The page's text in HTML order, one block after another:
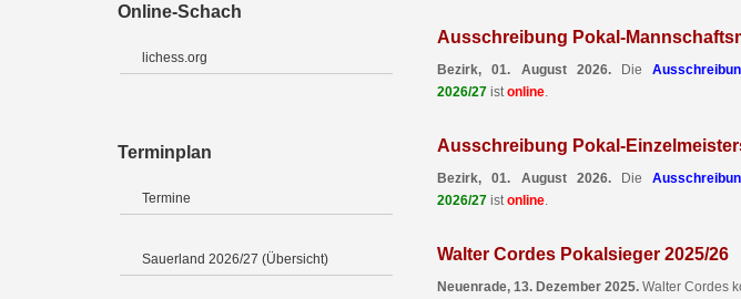
Online-Schach
lichess.org
Terminplan
Termine
Sauerland 2026/27 (Übersicht)
Ausschreibung Pokal-
Bezirk, 01. August 2026.Die
2026/27 ist online
Ausschreibung Pokal-
Bezirk, 01. August 2026.Die
2026/27 ist online
Walter Cordes Pokalsieger 2025/26
Neuenrade, 13. Dezember 2025. Walter Cordes